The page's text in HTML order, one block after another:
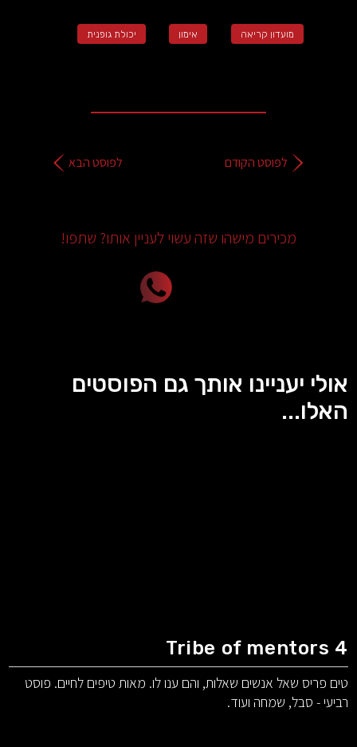
מועדון קריאה אימון יכולת גופנית
לפוסט הקודם לפוסט הבא
מכירים מישהו שזה עשוי לעניין אותו? שתפו!
אולי יעניינו אותך גם הפוסטים
האלו...
Tribe of mentors 4
טים פריס שאל אנשים שאלות, והם ענו לו. מאות טיפים לחיים. פוסט
רביעי - סבל, שמחה ועוד.